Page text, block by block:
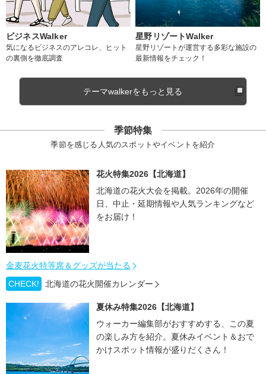
ビジネスWalker
気になるビジネスのアレコレ、ヒット
の裏側を徹底調査
星野リゾートWalker
星野リゾートが運営する多彩な施設の
最新情報をチェック！
テーマwalkerをもっと見る
季節特集
季節を感じる人気のスポットやイベントを紹介
花火特集2026【北海道】
北海道の花火大会を掲載。2026年の開催
日、中止・延期情報や人気ランキングなど
をお届け！
金麦花火特等席＆グッズが当たる
CHECK!
北海道の花火開催カレンダー
夏休み特集2026【北海道】
ウォーカー編集部がおすすめする、この夏
の楽しみ方を紹介。夏休みイベント＆おで
かけスポット情報が盛りだくさん！